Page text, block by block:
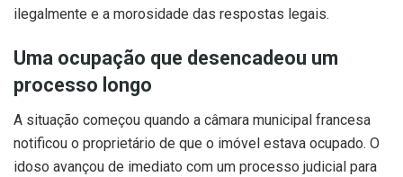
ilegalmente e a morosidade das respostas legais.
Uma ocupação que desencadeou um
processo longo
A situação começou quando a câmara municipal francesa
notificou o proprietário de que o imóvel estava ocupado. O
idoso avançou de imediato com um processo judicial para